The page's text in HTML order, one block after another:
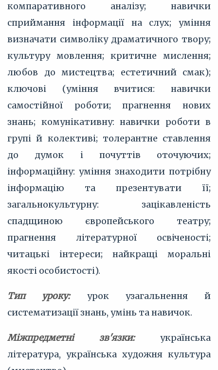
компаративного аналізу; навички
сприймання інформації на слух; уміння
визначати символіку драматичного твору;
культуру мовлення; критичне мислення;
любов до мистецтва; естетичний смак);
ключові (уміння вчитися: навички
самостійної роботи; прагнення нових
знань; комунікативну: навички роботи в
групі й колективі; толерантне ставлення
до думок і почуттів оточуючих;
інформаційну: уміння знаходити потрібну
інформацію та презентувати її;
загальнокультурну: зацікавленість
спадщиною європейського театру;
прагнення літературної освіченості;
читацькі інтереси; найкращі моральні
якості особистості).
Тип уроку:урок узагальнення й
систематизації знань, умінь та навичок.
Міжпредметні зв'язки:українська
література, українська художня культура